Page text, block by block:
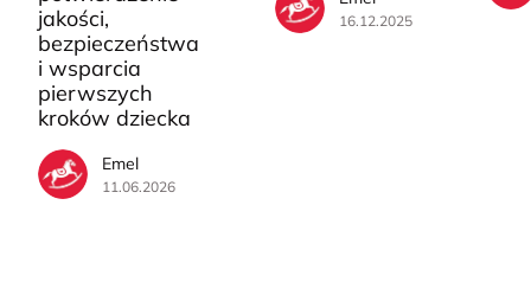
jakości,
bezpieczeństwa
i wsparcia
pierwszych
kroków dziecka
Emel
11.06.2026
16.12.2025